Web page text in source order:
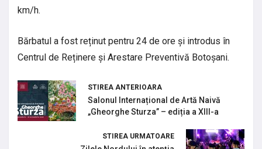
km/h.
Bărbatul a fost reținut pentru 24 de ore și introdus în
Centrul de Reținere și Arestare Preventivă Botoșani.
STIREA ANTERIOARA
Salonul Internațional de Artă Naivă
„Gheorghe Sturza” – ediția a XIII-a
STIREA URMATOARE